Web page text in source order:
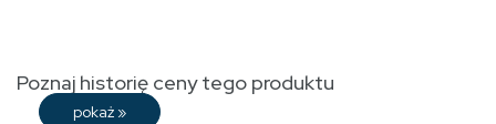
Poznaj historię ceny tego produktu
pokaż »